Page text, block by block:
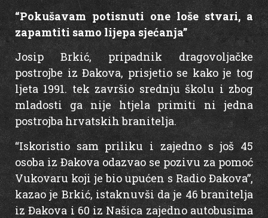
“Pokušavam potisnuti one loše stvari, a
zapamtiti samo lijepa sjećanja”
Josip Brkić, pripadnik dragovoljačke
postrojbe iz Đakova, prisjetio se kako je tog
ljeta 1991. tek završio srednju školu i zbog
mladosti ga nije htjela primiti ni jedna
postrojba hrvatskih branitelja.
“Iskoristio sam priliku i zajedno s još 45
osoba iz Đakova odazvao se pozivu za pomoć
Vukovaru koji je bio upućen s Radio Đakova”,
kazao je Brkić, istaknuvši da je 46 branitelja
iz Đakova i 60 iz Našica zajedno autobusima